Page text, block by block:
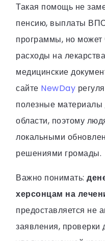
Такая помощь не
пенсию, выплаты
программы, но может
расходы на
медицинские
сайте NewDay
полезные
области, поэтому
локальными
решениями громады.
Важно понимать:
херсонцам на
предоставляется не
заявления,